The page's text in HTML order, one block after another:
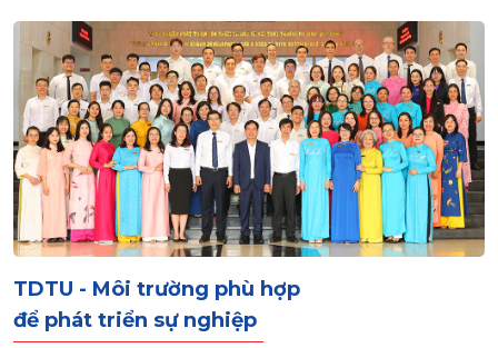
TDTU - Môi trường phù hợp
để phát triển sự nghiệp